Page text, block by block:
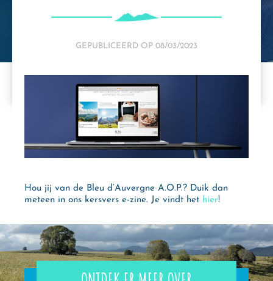
GEPUBLICEERD OP 08/03/2023
Hou jij van de Bleu d’Auvergne A.O.P.? Duik dan
meteen in ons kersvers e-zine. Je vindt het hier!